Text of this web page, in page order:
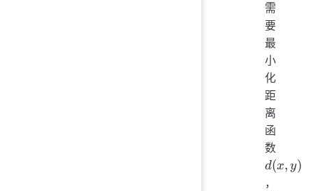
需
要
最
小
化
距
离
函
数
y)
d(x, y)
，